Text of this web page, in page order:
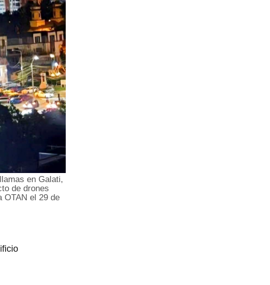
en Galati,
de drones
OTAN el 29 de